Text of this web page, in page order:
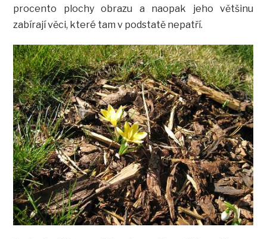
procento plochy obrazu a naopak jeho většinu
zabírají věci, které tam v podstatě nepatří.